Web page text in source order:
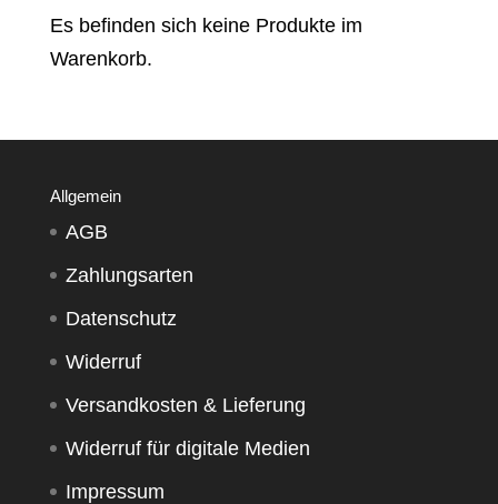
Es befinden sich keine Produkte im
Warenkorb.
Allgemein
AGB
Zahlungsarten
Datenschutz
Widerruf
Versandkosten & Lieferung
Widerruf für digitale Medien
Impressum